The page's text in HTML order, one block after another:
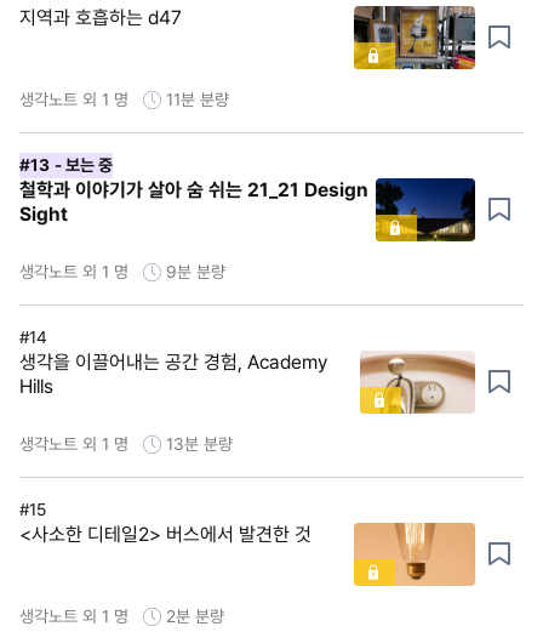
지역과 호흡하는 d47
생각노트 외 1 명 11분 분량
#13 - 보는 중
철학과 이야기가 살아 숨 쉬는 21_21 Design
Sight
생각노트 외 1 명 9분 분량
#14
생각을 이끌어내는 공간 경험, Academy
Hills
생각노트 외 1 명 13분 분량
#15
<사소한 디테일2> 버스에서 발견한 것
생각노트 외 1 명 2분 분량